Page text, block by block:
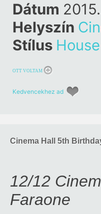
Dátum
Helyszín
Stílus House
OTT VOLTAM
Kedvencekhez ad
Cinema Hall 5th
12/12
Faraone